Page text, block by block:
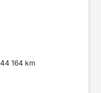
44 164 km